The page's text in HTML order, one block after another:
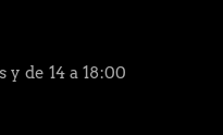
y de 14 a 18:00